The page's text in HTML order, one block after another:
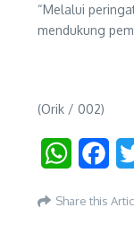
“Melalui
mendukung
(Orik / 002)
Share this